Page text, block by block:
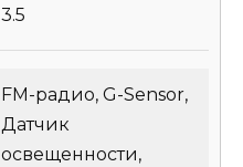
3.5
FM-радио, G-Sensor,
Датчик
освещенности,